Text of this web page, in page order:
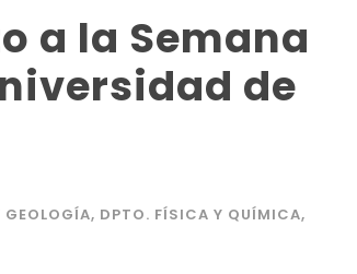
a la Semana
de
, DPTO. FÍSICA Y QUÍMICA,